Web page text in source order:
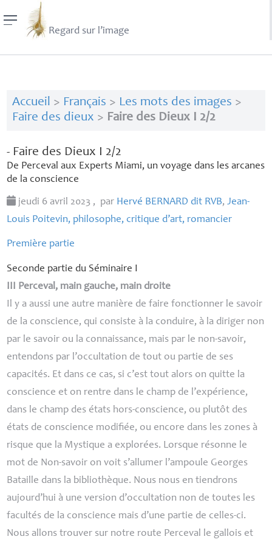
Regard sur l’image
Accueil > Français > Les mots des images >
Faire des dieux > Faire des Dieux I 2/2
- Faire des Dieux I 2/2
De Perceval aux Experts Miami, un voyage dans les arcanes
de la conscience
jeudi 6 avril 2023 , par Hervé BERNARD dit RVB,Jean-
Louis Poitevin, philosophe, critique d’art, romancier
Première partie
Seconde partie du Séminaire I
III Perceval, main gauche, main droite
Il y a aussi une autre manière de faire fonctionner le savoir
de la conscience, qui consiste à la conduire, à la diriger non
par le savoir ou la connaissance, mais par le non-savoir,
entendons par l’occultation de tout ou partie de ses
capacités. Et dans ce cas, si c’est tout alors on quitte la
conscience et on rentre dans le champ de l’expérience,
dans le champ des états hors-conscience, ou plutôt des
états de conscience modifiée, ou encore dans les zones à
risque que la Mystique a explorées. Lorsque résonne le
mot de Non-savoir on voit s’allumer l’ampoule Georges
Bataille dans la bibliothèque. Nous nous en tiendrons
aujourd’hui à une version d’occultation non de toutes les
facultés de la conscience mais d’une partie de celles-ci.
Nous allons trouver sur notre route Perceval le gallois et